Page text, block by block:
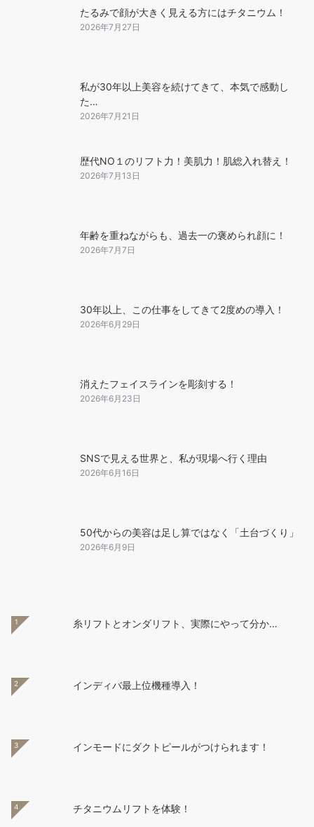
たるみで顔が大きく見える方にはチタニウム！
2026年7月27日
私が30年以上美容を続けてきて、本気で感動し
た…
2026年7月21日
歴代NO１のリフト力！美肌力！肌総入れ替え！
2026年7月13日
年齢を重ねながらも、過去一の褒められ顔に！
2026年7月7日
30年以上、この仕事をしてきて2度めの導入！
2026年6月29日
消えたフェイスラインを彫刻する！
2026年6月23日
SNSで見える世界と、私が現場へ行く理由
2026年6月16日
50代からの美容は足し算ではなく「土台づくり」
2026年6月9日
1 糸リフトとオンダリフト、実際にやって分か…
2 インディバ最上位機種導入！
3 インモードにダクトピールがつけられます！
4 チタニウムリフトを体験！